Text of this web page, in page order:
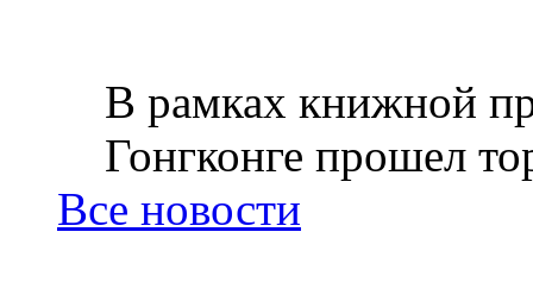
В рамках книжной
Гонгконге прошел
Все новости